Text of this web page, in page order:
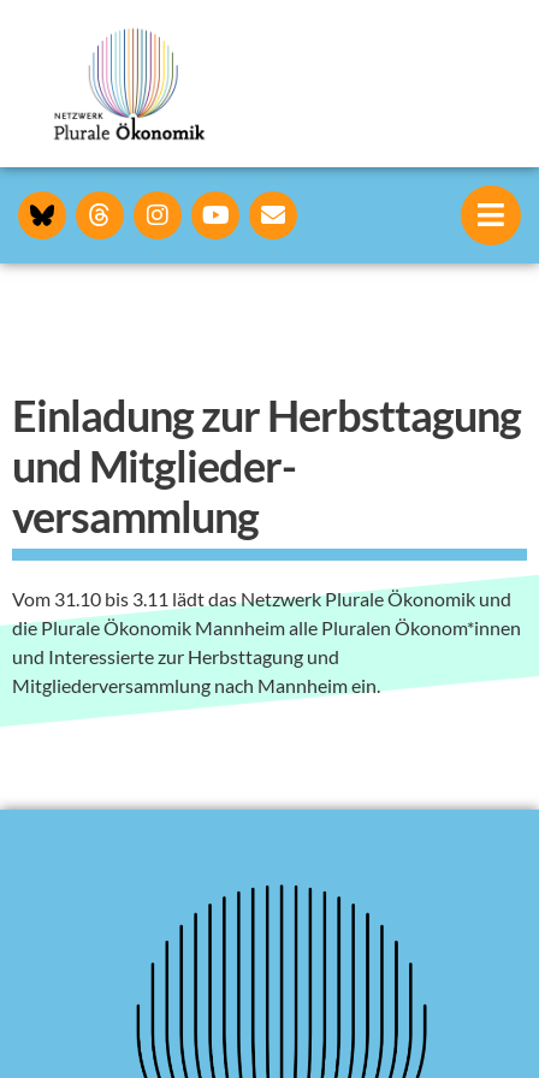
Einladung zur Herbsttagung
und Mitglieder­
versammlung
Vom 31.10 bis 3.11 lädt das Netzwerk Plurale Ökonomik und
die Plurale Ökonomik Mannheim alle Pluralen Ökonom*innen
und Interessierte zur Herbsttagung und
Mitgliederversammlung nach Mannheim ein.